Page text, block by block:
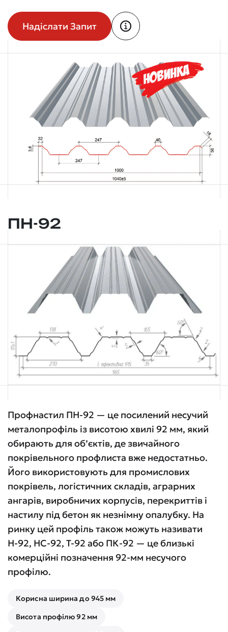
Надіслати Запит
ПН-92
Профнастил ПН-92 — це посилений несучий
металопрофіль із висотою хвилі 92 мм, який
обирають для об’єктів, де звичайного
покрівельного профлиста вже недостатньо.
Його використовують для промислових
покрівель, логістичних складів, аграрних
ангарів, виробничих корпусів, перекриттів і
настилу під бетон як незнімну опалубку. На
ринку цей профіль також можуть називати
Н-92, НС-92, Т-92 або ПК-92 — це близькі
комерційні позначення 92-мм несучого
профілю.
Корисна ширина до 945 мм
Висота профілю 92 мм